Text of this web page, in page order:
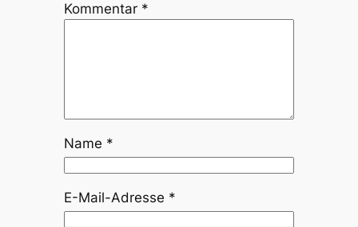
Kommentar *
Name *
E-Mail-Adresse *